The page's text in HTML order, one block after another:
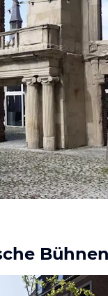
Bühnen